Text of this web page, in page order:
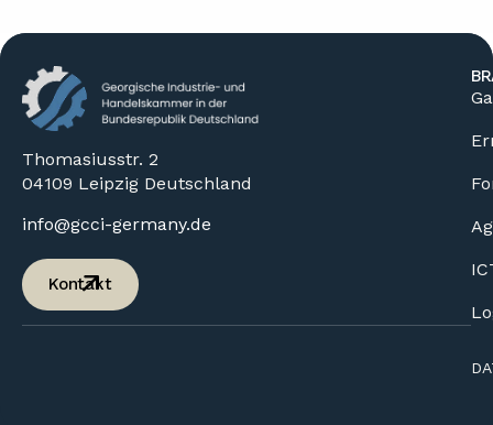
Thomasiusstr. 2
04109 Leipzig Deutschland
info@gcci-germany.de
Kontakt